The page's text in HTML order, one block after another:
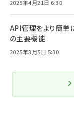
2025年4月21日 6:30
API管理をより簡単
の主要機能
2025年3月5日 5:30